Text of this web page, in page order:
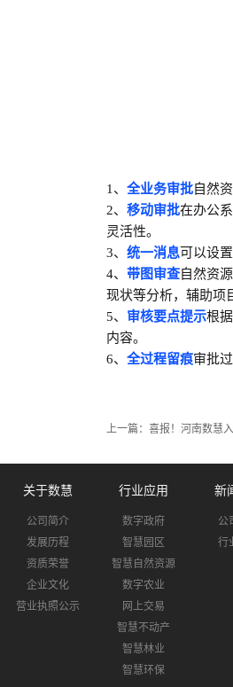
1、 全业务审批自然
2、 移动审批在办公
灵活性。
3、 统一消息可以设
4、 带图审查自然资
现状等分析，辅助项
5、 审核要点提示根
内容。
6、 全过程留痕审批
上一篇： 喜报！河南数慧
关于数慧
公司简介
发展历程
资质荣誉
企业文化
营业执照公示
行业应用
数字政府
智慧园区
智慧自然资源
数字农业
网上交易
智慧不动产
智慧林业
智慧环保
新
公
行